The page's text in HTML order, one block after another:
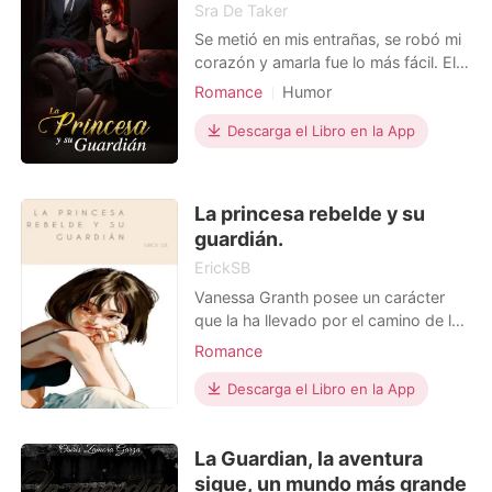
Sra De Taker
Se metió en mis entrañas, se robó mi
corazón y amarla fue lo más fácil. Ella
es tan bella, tan libre, tan perfecta y
siendo una monarca no podría
amarla. ¿El reto? Conquistarla y dejar
Romance
Humor
Relación secreta
Amor a primera vista
Descarga el Libro en la App
La princesa rebelde y su
guardián.
ErickSB
Vanessa Granth posee un carácter
que la ha llevado por el camino de la
rebeldía; ir en contra de los
superficial y frívola también le han
hecho ganar una muy mala
Por un tiempo disfrutó de cierta
libertad, pero desafortunadamente,
Romance
Descarga el Libro en la App
La Guardian, la aventura
sigue, un mundo más grande